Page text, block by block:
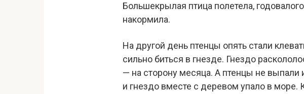
Большекрылая птица полетела,
накормила.
На другой день птенцы опять стали
сильно биться в гнезде. Гнездо
— на сторону месяца. А птенцы не выпали
и гнездо вместе с деревом упало в